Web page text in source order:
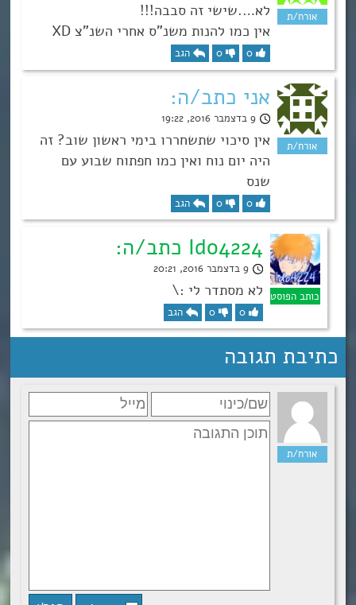
לא….שישי זה סבבה!!!
אין כמו להנות משנ”ס אחרי השנ”צ XD
0
0 הגב
אני כתב/ה:
9 בדצמבר 2016, 19:22
אין סיכוי שתשחררו בימי ראשון שוב? זה
היה יום נוח ואין כמו חפתוח שבוע עם
שנס
0
0 הגב
Ido4224 כתב/ה:
9 בדצמבר 2016, 20:21
לא מסתדר לי :\
0
0 הגב
כתיבת תגובה